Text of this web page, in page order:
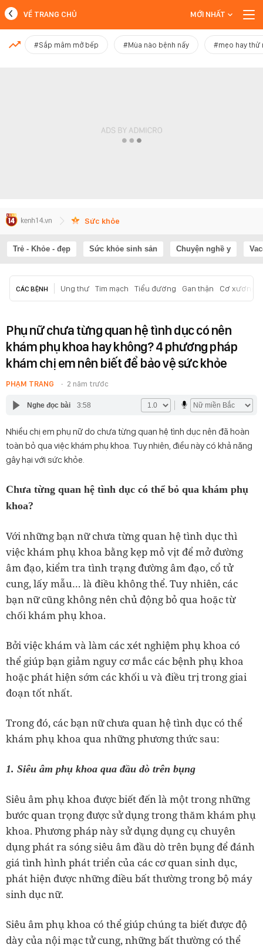
MỚI NHẤT
VỀ TRANG CHỦ MỚI NHẤT
#Sắp mâm mở bếp #Mùa nào bệnh nấy #mẹo hay thử
Sức khỏe
Trẻ - Khỏe - đẹp Sức khỏe sinh sản Chuyện nghề y
CÁC BỆNH Ung thư Tim mạch Tiểu đường Gan thận Cơ xương
Phụ nữ chưa từng quan hệ tình dục có nên
khám phụ khoa hay không? 4 phương pháp
khám chị em nên biết để bảo vệ sức khỏe
PHẠM TRANG 2 năm trước
Nghe đọc bài 3:58
Nhiều chị em phụ nữ do chưa từng quan hệ tình dục nên đã hoàn
toàn bỏ qua việc khám phụ khoa. Tuy nhiên, điều này có khả năng
gây hại với sức khỏe.
Chưa từng quan hệ tình dục có thể bỏ qua khám phụ
khoa?
Với những bạn nữ chưa từng quan hệ tình dục thì
việc khám phụ khoa bằng kẹp mỏ vịt để mở đường
âm đạo, kiểm tra tình trạng đường âm đạo, cổ tử
cung, lấy mẫu… là điều không thể. Tuy nhiên, các
bạn nữ cũng không nên chủ động bỏ qua hoặc từ
chối khám phụ khoa.
Bởi việc khám và làm các xét nghiệm phụ khoa có
thể giúp bạn giảm nguy cơ mắc các bệnh phụ khoa
hoặc phát hiện sớm các khối u và điều trị trong giai
đoạn tốt nhất.
Trong đó, các bạn nữ chưa quan hệ tình dục có thể
khám phụ khoa qua những phương thức sau:
1. Siêu âm phụ khoa qua đầu dò trên bụng
Siêu âm phụ khoa được biết đến là một trong những
bước quan trọng được sử dụng trong thăm khám phụ
khoa. Phương pháp này sử dụng dụng cụ chuyên
dụng phát ra sóng siêu âm đầu dò trên bụng để đánh
giá tình hình phát triển của các cơ quan sinh dục,
phát hiện được những điều bất thường trong bộ máy
sinh dục nữ.
Siêu âm phụ khoa có thể giúp chúng ta biết được độ
dày của nội mạc tử cung, những bất thường có thể